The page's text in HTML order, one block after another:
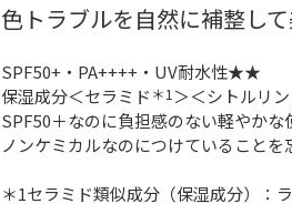
色トラブルを自然に補整し
SPF50+・PA++++・UV耐水性★★
保湿成分＜セラミド ＊1＞＜シトルリ
SPF50＋なのに負担感のない軽やか
ノンケミカルなのにつけていること
＊1セラミド類似成分（保湿成分）：